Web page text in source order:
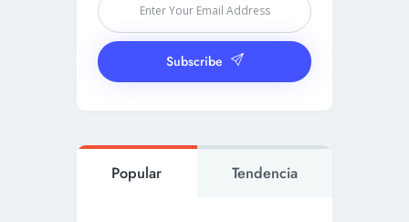
Subscribe
Popular Tendencia